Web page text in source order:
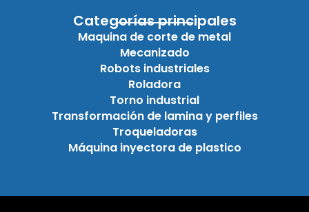
Categorías principales
Maquina de corte de metal
Mecanizado
Robots industriales
Roladora
Torno industrial
Transformación de lamina y perfiles
Troqueladoras
Máquina inyectora de plastico